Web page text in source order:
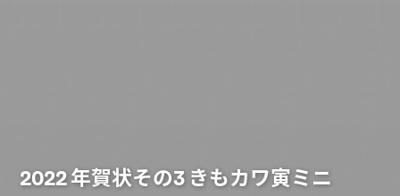
2022 年賀状その3 きもカワ寅ミニ